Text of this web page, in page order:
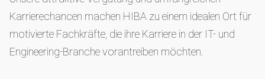
Karrierechancen machen HIBA zu einem idealen Ort für
motivierte Fachkräfte, die ihre Karriere in der IT- und
Engineering-Branche vorantreiben möchten.